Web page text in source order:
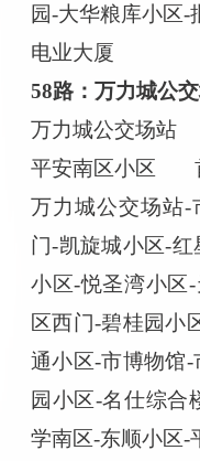
园-大华粮库小区-
电业大厦
58路：万力城公
万力城公交场站
平安南区小区
万力城公交场站-
门-凯旋城小区-
小区-悦圣湾小区
区西门-碧桂园小
通小区-市博物馆
园小区-名仕综合
学南区-东顺小区-